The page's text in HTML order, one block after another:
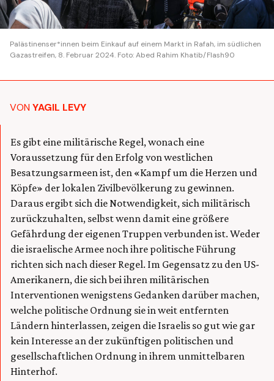
Palästinenser*innen beim Einkauf auf einem Markt in Rafah, im südlichen
Gazastreifen, 8. Februar 2024. Foto: Abed Rahim Khatib/Flash90
VONYAGIL LEVY
Es gibt eine militärische Regel, wonach eine
Voraussetzung für den Erfolg von westlichen
Besatzungsarmeen ist, den «Kampf um die Herzen und
Köpfe» der lokalen Zivilbevölkerung zu gewinnen.
Daraus ergibt sich die Notwendigkeit, sich militärisch
zurückzuhalten, selbst wenn damit eine größere
Gefährdung der eigenen Truppen verbunden ist. Weder
die israelische Armee noch ihre politische Führung
richten sich nach dieser Regel. Im Gegensatz zu den US-
Amerikanern, die sich bei ihren militärischen
Interventionen wenigstens Gedanken darüber machen,
welche politische Ordnung sie in weit entfernten
Ländern hinterlassen, zeigen die Israelis so gut wie gar
kein Interesse an der zukünftigen politischen und
gesellschaftlichen Ordnung in ihrem unmittelbaren
Hinterhof.